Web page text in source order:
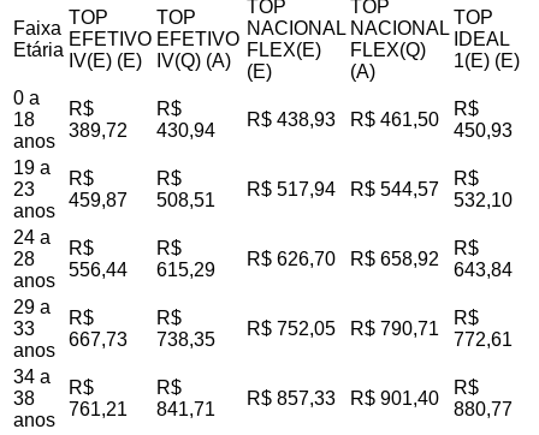
Faixa
Etária
TOP
EFETIVO
IV(E) (E)
TOP
EFETIVO
IV(Q) (A)
TOP
NACIONAL
FLEX(E)
(E)
TOP
NACIONAL
FLEX(Q)
(A)
TOP
IDEAL
1(E) (E)
0 a
18
anos
R$
389,72
R$
430,94
R$ 438,93 R$ 461,50
R$
450,93
19 a
23
anos
R$
459,87
R$
508,51
R$ 517,94 R$ 544,57
R$
532,10
24 a
28
anos
R$
556,44
R$
615,29
R$ 626,70 R$ 658,92
R$
643,84
29 a
33
anos
R$
667,73
R$
738,35
R$ 752,05 R$ 790,71
R$
772,61
34 a
38
anos
R$
761,21
R$
841,71
R$ 857,33 R$ 901,40
R$
880,77